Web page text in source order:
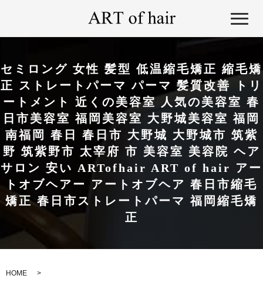
セミロング 女性 髪型 低温縮毛矯正 縮毛矯
正 ストレートパーマ パーマ 髪質改善 トリ
ートメント 近くの美容室 人気の美容室 春
日市美容室 福岡美容室 大野城美容室 福岡
南福岡 春日 春日市 大野城 大野城市 筑紫
野 筑紫野市 太宰府 市 美容室 美容院 ヘア
サロン 安い ARTofhair ART of hair アー
トオブヘアー アートオブヘア 春日市縮毛
矯正 春日市ストレートパーマ 福岡縮毛矯
正
HOME